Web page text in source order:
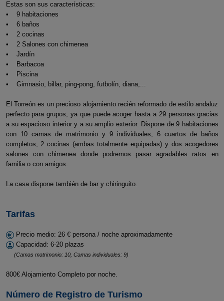
Estas son sus características:
• 9 habitaciones
• 6 baños
• 2 cocinas
• 2 Salones con chimenea
• Jardín
• Barbacoa
• Piscina
• Gimnasio, billar, ping-pong, futbolín, diana,...
El Torreón es un precioso alojamiento recién reformado de estilo andaluz
perfecto para grupos, ya que puede acoger hasta a 29 personas gracias
a su espacioso interior y a su amplio exterior. Dispone de 9 habitaciones
con 10 camas de matrimonio y 9 individuales, 6 cuartos de baños
completos, 2 cocinas (ambas totalmente equipadas) y dos acogedores
salones con chimenea donde podremos pasar agradables ratos en
familia o con amigos.
La casa dispone también de bar y chiringuito.
Tarifas
Precio medio: 26 € persona / noche aproximadamente
Capacidad: 6-20 plazas
(Camas matrimonio: 10, Camas individuales: 9)
800€ Alojamiento Completo por noche.
Número de Registro de Turismo